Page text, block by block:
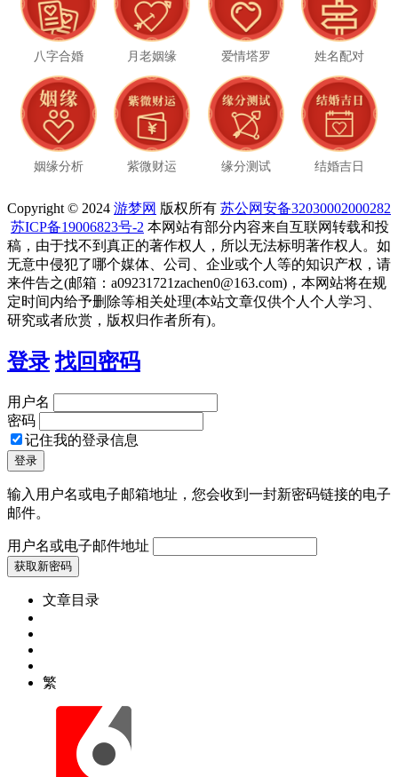
八字合婚 月老姻缘 爱情塔罗 姓名配对
姻缘分析 紫微财运 缘分测试 结婚吉日
Copyright © 2024 游梦网 版权所有 苏公网安备32030002000282
苏ICP备19006823号-2 本网站有部分内容来自互联网转载和投
稿，由于找不到真正的著作权人，所以无法标明著作权人。如
无意中侵犯了哪个媒体、公司、企业或个人等的知识产权，请
来件告之(邮箱：a09231721zachen0@163.com)，本网站将在规
定时间内给予删除等相关处理(本站文章仅供个人个人学习、
研究或者欣赏，版权归作者所有)。
登录 找回密码
用户名
密码
记住我的登录信息
输入用户名或电子邮箱地址，您会收到一封新密码链接的电子
邮件。
用户名或电子邮件地址
文章目录
繁